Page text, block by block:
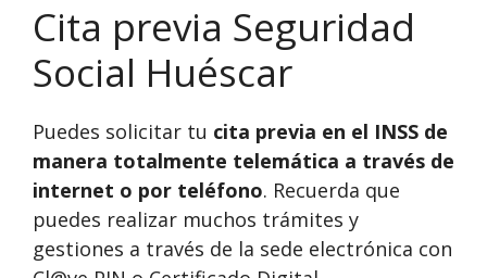
Cita previa Seguridad
Social Huéscar
Puedes solicitar tu cita previa en el INSS de
manera totalmente telemática a través de
internet o por teléfono. Recuerda que
puedes realizar muchos trámites y
gestiones a través de la sede electrónica con